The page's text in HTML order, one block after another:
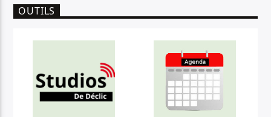
OUTILS